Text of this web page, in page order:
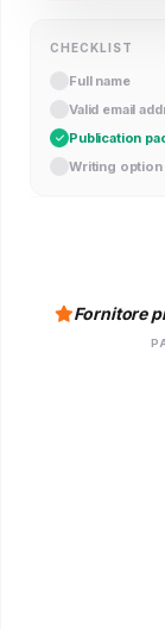
CHECKLIST
Full name
Valid email
Publication
Writing option
Fornitore